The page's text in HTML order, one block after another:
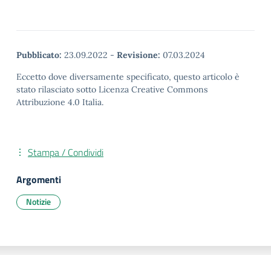
Pubblicato: 23.09.2022 - Revisione: 07.03.2024
Eccetto dove diversamente specificato, questo articolo è
stato rilasciato sotto Licenza Creative Commons
Attribuzione 4.0 Italia.
Stampa / Condividi
Argomenti
Notizie